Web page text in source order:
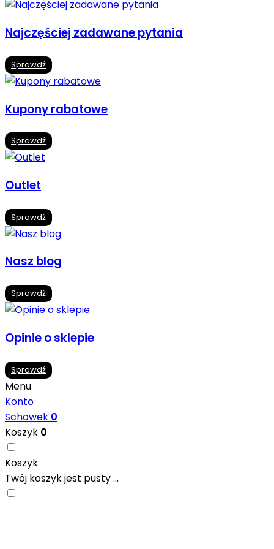
Najczęściej zadawane pytania
Sprawdź
Kupony rabatowe
Sprawdź
Outlet
Sprawdź
Nasz blog
Sprawdź
Opinie o sklepie
Sprawdź
Menu
Konto
Schowek 0
Koszyk 0
Koszyk
Twój koszyk jest pusty ...